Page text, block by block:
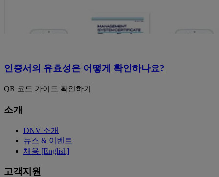
인증서의 유효성은 어떻게 확인하나요?
QR 코드 가이드 확인하기
소개
DNV 소개
뉴스 & 이벤트
채용 [English]
고객지원